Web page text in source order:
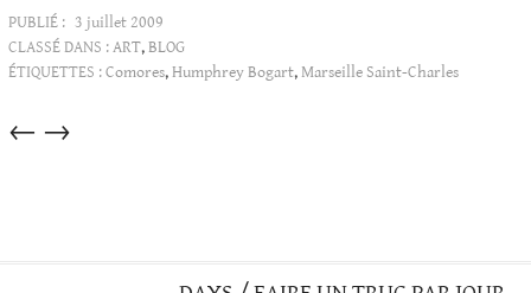
PUBLIÉ : 3 juillet 2009
CLASSÉ DANS :ART,BLOG
ÉTIQUETTES :Comores,Humphrey Bogart,Marseille Saint-Charles
Articles
→
←